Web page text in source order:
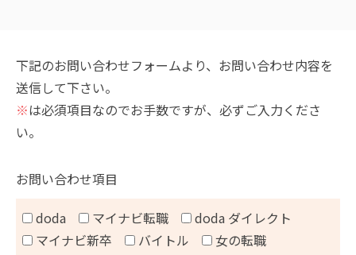
下記のお問い合わせフォームより、お問い合わせ内容を
送信して下さい。
※は必須項目なのでお手数ですが、必ずご入力くださ
い。
お問い合わせ項目
doda マイナビ転職
doda ダイレクト
マイナビ新卒
バイトル
女の転職